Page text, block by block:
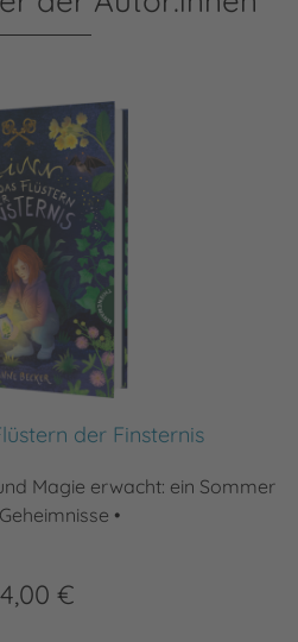
der Finsternis
Magie erwacht: ein Sommer
•
€